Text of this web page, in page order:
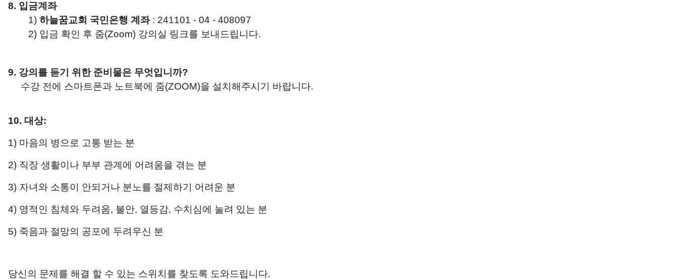
8. 입금계좌
1) 하늘꿈교회 국민은행 계좌: 241101 - 04 - 408097
2) 입금 확인 후 줌(Zoom) 강의실 링크를 보내드립니다.
9. 강의를 듣기 위한 준비물은 무엇입니까?
수강 전에 스마트폰과 노트북에 줌(ZOOM)을 설치해주시기 바랍니다.
10. 대상:
1) 마음의 병으로 고통 받는 분
2) 직장 생활이나 부부 관계에 어려움을 겪는 분
3) 자녀와 소통이 안되거나 분노를 절제하기 어려운 분
4) 영적인 침체와 두려움, 불안, 열등감, 수치심에 눌려 있는 분
5) 죽음과 절망의 공포에 두려우신 분
당신의 문제를 해결 할 수 있는 스위치를 찾도록 도와드립니다.